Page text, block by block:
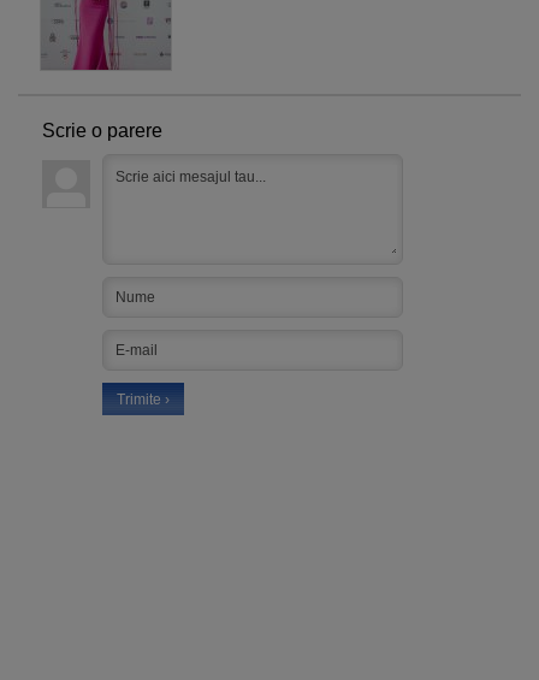
Scrie o parere